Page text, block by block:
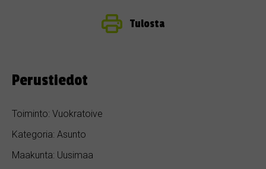
Tulosta
Perustiedot
Toiminto: Vuokratoive
Kategoria: Asunto
Maakunta: Uusimaa